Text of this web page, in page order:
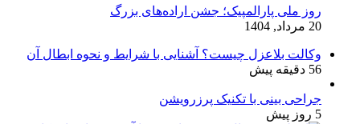
روز ملی پارالمپیک؛ جشن اراده‌های بزرگ
20 مرداد, 1404
وکالت بلاعزل چیست؟ آشنایی با شرایط و نحوه ابطال آن
56 دقیقه پیش
جراحی بینی با تکنیک پرزرویشن
5 روز پیش